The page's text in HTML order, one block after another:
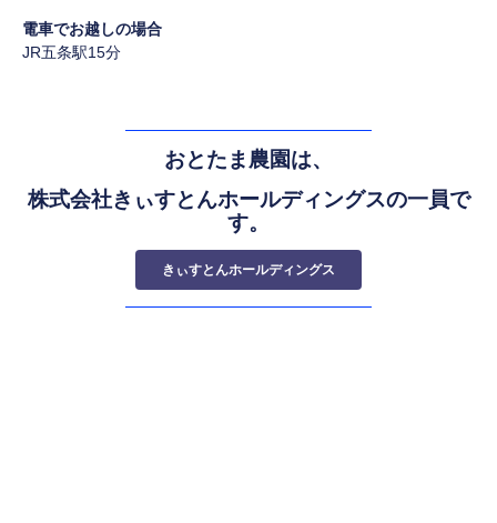
電車でお越しの場合
JR五条駅15分
おとたま農園は、
株式会社きぃすとんホールディングスの一員で
す。
きぃすとんホールディングス